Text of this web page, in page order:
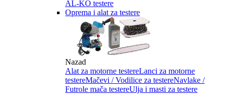
AL-KO testere
Oprema i alat za testere
Nazad
Alat za motorne testereLanci za motorne
testereMačevi / Vodilice za testereNavlake /
Futrole mača testereUlja i masti za testere